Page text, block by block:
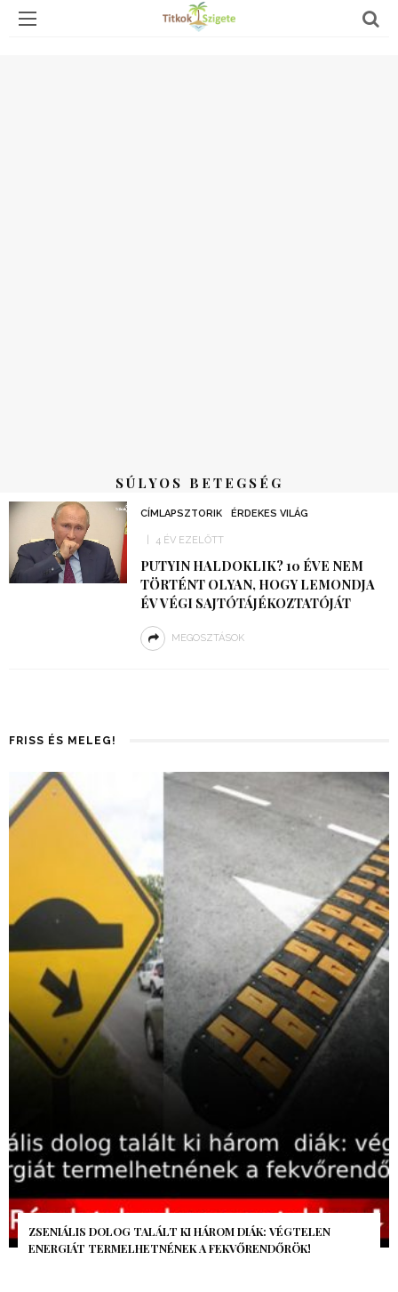
SÚLYOS BETEGSÉG
CÍMLAPSZTORIK ÉRDEKES VILÁG
4 ÉV EZELŐTT
PUTYIN HALDOKLIK? 10 ÉVE NEM
TÖRTÉNT OLYAN, HOGY LEMONDJA
ÉV VÉGI SAJTÓTÁJÉKOZTATÓJÁT
MEGOSZTÁSOK
FRISS ÉS MELEG!
AZ AI-VILÁGVÉGE ÁRNYÉKA, CSAK PÁR ÓRA VOLT, MÉGIS AZ
EGÉSZ VILÁG MEGÉREZTE…